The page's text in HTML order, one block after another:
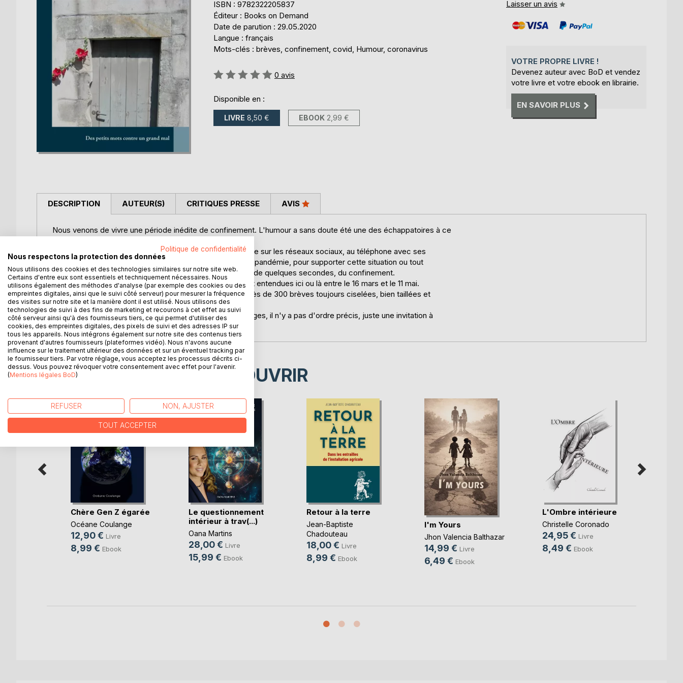
ISBN : 9782322205837
Éditeur : Books on Demand
Date de parution : 29.05.2020
Langue : français
Mots-clés : brèves, confinement, covid, Humour, coronavirus
Évaluation:
0 avis
Disponible en :
LIVRE 8,50 € EBOOK 2,99 €
Laisser un avis
VOTRE PROPRE LIVRE !
Devenez auteur avec BoD et vendez
votre livre et votre ebook en librairie.
EN SAVOIR PLUS
DESCRIPTION
Nous venons de vivre une période inédite de confinement. L'humour a sans doute été une des échappatoires à ce
Chacun de nous y est allé de sa petite histoire, l'a partagée sur les réseaux sociaux, au téléphone avec ses
collègues, ses amis ou sa famille comme pour conjurer la pandémie, pour supporter cette situation ou tout
simplement pour partager ou encore pour sortir, le temps de quelques secondes, du confinement.
J'ai voulu vous offrir une trace des petites phrases lues et entendues ici ou là entre le 16 mars et le 11 mai.
C'est ainsi qu'est né "brèves de confinés", regroupant près de 300 brèves toujours ciselées, bien taillées et
parfaitement justes et percutantes.
Vous pouvez les lire en vous promenant au hasard des pages, il n'y a pas d'ordre précis, juste une invitation à
déconfiner au gré de vos envies.
AUTEUR(S) CRITIQUES PRESSE AVIS
D’AUTRES TITRES À DÉCOUVRIR
Chère Gen Z égarée
Océane Coulange
12,90 € Livre
8,99 € Ebook
Le questionnement
intérieur à trav(...)
Oana Martins
28,00 € Livre
15,99 € Ebook
Retour à la terre
Jean-Baptiste
Chadouteau
18,00 € Livre
8,99 € Ebook
I'm Yours
Jhon Valencia Balthazar
14,99 € Livre
6,49 € Ebook
L'Ombre intérieure
Christelle Coronado
24,95 € Livre
8,49 € Ebook
Politique de confidentialité
Nous respectons la protection des données
Nous utilisons des cookies et des technologies similaires sur notre site web.
Certains d'entre eux sont essentiels et techniquement nécessaires. Nous
utilisons également des méthodes d'analyse (par exemple des cookies ou des
empreintes digitales, ainsi que le suivi côté serveur) pour mesurer la fréquence
des visites sur notre site et la manière dont il est utilisé. Nous utilisons des
technologies de suivi à des fins de marketing et recourons à cet effet au suivi
côté serveur ainsi qu'à des fournisseurs tiers, ce qui permet d'utiliser des
cookies, des empreintes digitales, des pixels de suivi et des adresses IP sur
tous les appareils. Nous intégrons également sur notre site des contenus tiers
provenant d'autres fournisseurs (plateformes vidéo). Nous n'avons aucune
influence sur le traitement ultérieur des données et sur un éventuel tracking par
le fournisseur tiers. Par votre réglage, vous acceptez les processus décrits ci-
dessus. Vous pouvez révoquer votre consentement avec effet pour l'avenir.
(Mentions légales BoD)
REFUSER NON, AJUSTER
TOUT ACCEPTER